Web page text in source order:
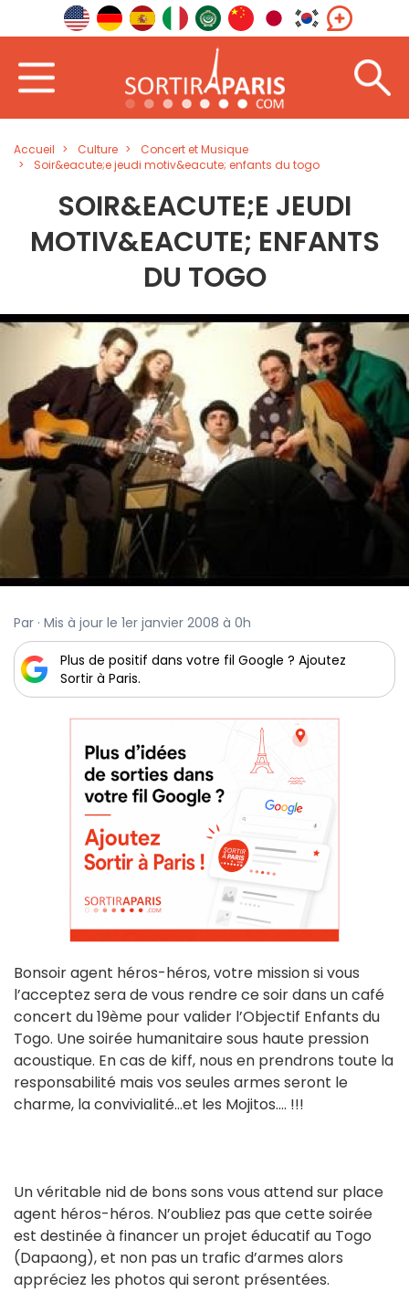
Accueil Culture
Concert et Musique
Soir&eacute;e jeudi motiv&eacute; enfants du togo
SOIR&EACUTE;E JEUDI
MOTIV&EACUTE; ENFANTS
DU TOGO
Par · Mis à jour le 1er janvier 2008 à 0h
Plus de positif dans votre fil Google ? Ajoutez
Sortir à Paris.
Bonsoir agent héros-héros, votre mission si vous
l’acceptez sera de vous rendre ce soir dans un café
concert du 19ème pour valider l’Objectif Enfants du
Togo. Une soirée humanitaire sous haute pression
acoustique. En cas de kiff, nous en prendrons toute la
responsabilité mais vos seules armes seront le
charme, la convivialité…et les Mojitos…. !!!
Un véritable nid de bons sons vous attend sur place
agent héros-héros. N’oubliez pas que cette soirée
est destinée à financer un projet éducatif au Togo
(Dapaong), et non pas un trafic d’armes alors
appréciez les photos qui seront présentées.